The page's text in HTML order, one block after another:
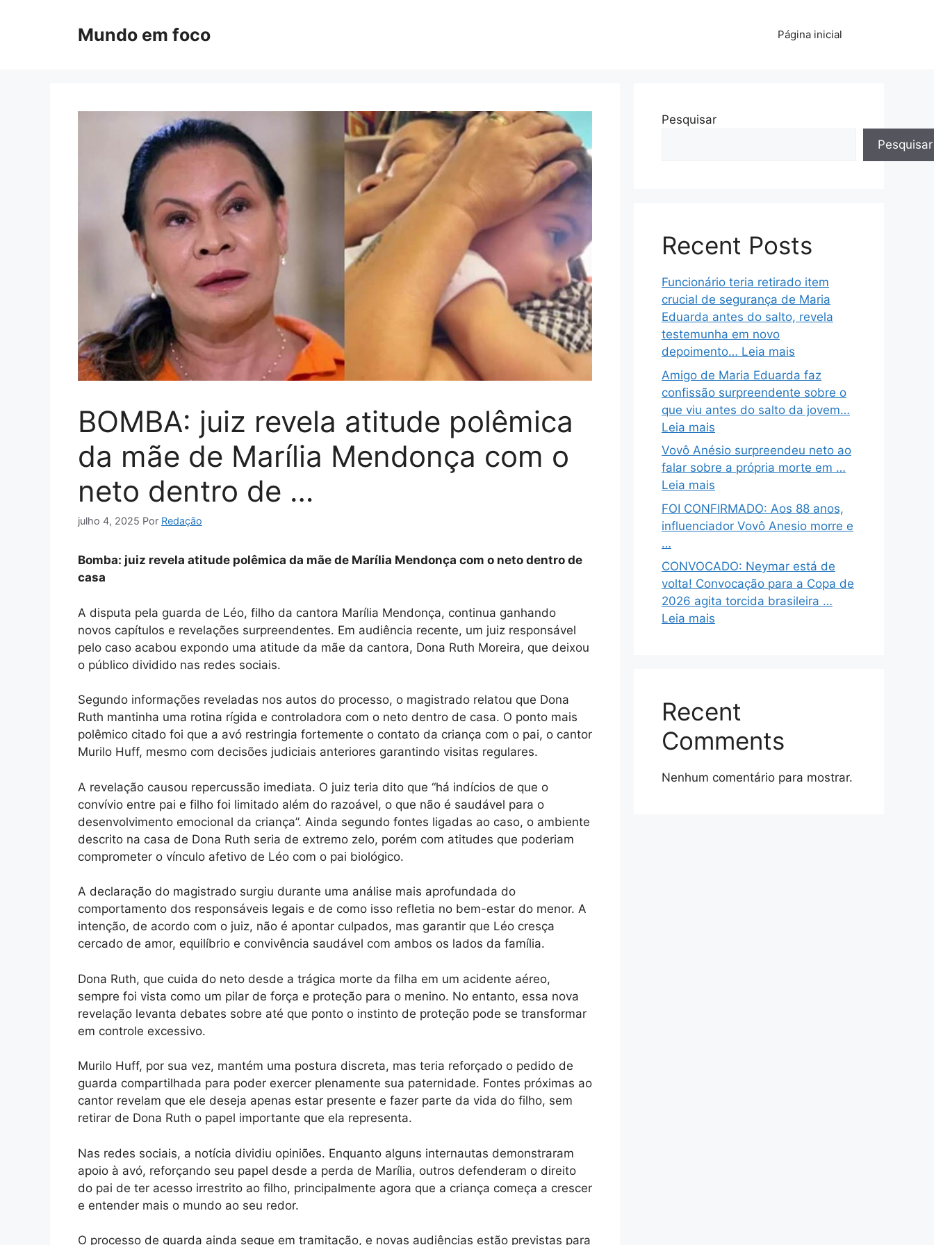
Mundo em foco Página inicial
BOMBA: juiz revela atitude polêmica
da mãe de Marília Mendonça com o
neto dentro de …
julho 4, 2025 Por Redação
Bomba: juiz revela atitude polêmica da mãe de Marília Mendonça com o neto dentro de
casa
A disputa pela guarda de Léo, filho da cantora Marília Mendonça, continua ganhando
novos capítulos e revelações surpreendentes. Em audiência recente, um juiz responsável
pelo caso acabou expondo uma atitude da mãe da cantora, Dona Ruth Moreira, que deixou
o público dividido nas redes sociais.
Segundo informações reveladas nos autos do processo, o magistrado relatou que Dona
Ruth mantinha uma rotina rígida e controladora com o neto dentro de casa. O ponto mais
polêmico citado foi que a avó restringia fortemente o contato da criança com o pai, o cantor
Murilo Huff, mesmo com decisões judiciais anteriores garantindo visitas regulares.
A revelação causou repercussão imediata. O juiz teria dito que “há indícios de que o
convívio entre pai e filho foi limitado além do razoável, o que não é saudável para o
desenvolvimento emocional da criança”. Ainda segundo fontes ligadas ao caso, o ambiente
descrito na casa de Dona Ruth seria de extremo zelo, porém com atitudes que poderiam
comprometer o vínculo afetivo de Léo com o pai biológico.
A declaração do magistrado surgiu durante uma análise mais aprofundada do
comportamento dos responsáveis legais e de como isso refletia no bem-estar do menor. A
intenção, de acordo com o juiz, não é apontar culpados, mas garantir que Léo cresça
cercado de amor, equilíbrio e convivência saudável com ambos os lados da família.
Dona Ruth, que cuida do neto desde a trágica morte da filha em um acidente aéreo,
sempre foi vista como um pilar de força e proteção para o menino. No entanto, essa nova
revelação levanta debates sobre até que ponto o instinto de proteção pode se transformar
em controle excessivo.
Murilo Huff, por sua vez, mantém uma postura discreta, mas teria reforçado o pedido de
guarda compartilhada para poder exercer plenamente sua paternidade. Fontes próximas ao
cantor revelam que ele deseja apenas estar presente e fazer parte da vida do filho, sem
retirar de Dona Ruth o papel importante que ela representa.
Nas redes sociais, a notícia dividiu opiniões. Enquanto alguns internautas demonstraram
apoio à avó, reforçando seu papel desde a perda de Marília, outros defenderam o direito
do pai de ter acesso irrestrito ao filho, principalmente agora que a criança começa a crescer
e entender mais o mundo ao seu redor.
O processo de guarda ainda segue em tramitação, e novas audiências estão previstas para
Pesquisar
Pesquisar
Recent Posts
Funcionário teria retirado item
crucial de segurança de Maria
Eduarda antes do salto, revela
testemunha em novo
depoimento… Leia mais
Amigo de Maria Eduarda faz
confissão surpreendente sobre o
que viu antes do salto da jovem…
Leia mais
Vovô Anésio surpreendeu neto ao
falar sobre a própria morte em …
Leia mais
FOI CONFIRMADO: Aos 88 anos,
influenciador Vovô Anesio morre e
…
CONVOCADO: Neymar está de
volta! Convocação para a Copa de
2026 agita torcida brasileira …
Leia mais
Recent
Comments
Nenhum comentário para mostrar.